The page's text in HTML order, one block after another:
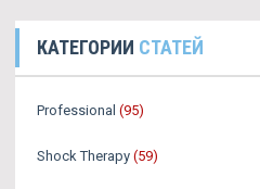
КАТЕГОРИИ СТАТЕЙ
Professional (95)
Shock Therapy (59)